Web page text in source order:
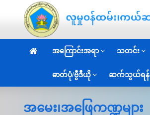
အကြောင်းအရာ သတင်း
ဓာတ်ပုံ/ဗွီဒီယို ဆက်သွယ်ရန်
အမေး၊အဖြေကဏ္ဍများ